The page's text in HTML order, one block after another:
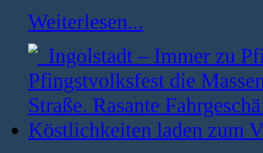
Weiterlesen...